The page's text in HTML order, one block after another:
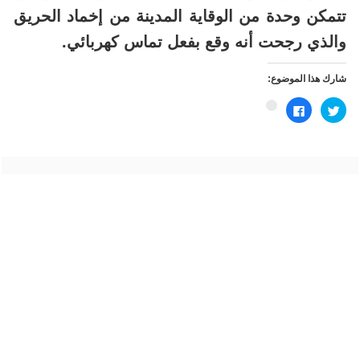
تتمكن وحدة من الوقاية المدينة من إخماد الحريق
والذي رجحت أنه وقع بفعل تماس كهربائي.
شارك هذا الموضوع:
اضغط
للمشاركة
على
انقر
للمشاركة
على